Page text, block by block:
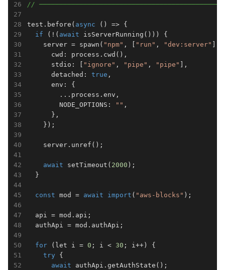
// ─────────────────────────────────────────────
test.before( async () => {
if (!( await isServerRunning())) {
server = spawn( "npm" , [ "run" , "dev:server"
cwd: process.cwd(),
stdio: [
"ignore" , "pipe" , "pipe"
],
detached: true ,
env: {
...process.env,
NODE_OPTIONS:
"" ,
},
});
server.unref();
await setTimeout( 2000 );
}
const mod = await import ( "aws-blocks" );
api = mod.api;
authApi = mod.authApi;
for (let i = 0 ; i < 30 ; i++) {
try {
await authApi.getAuthState();